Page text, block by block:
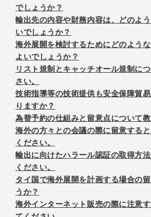
でしょうか？
輸出先の内容や財務内容は、どのよ
いでしょうか？
海外展開を検討するためにどのよう
よいでしょうか？
リスト規制とキャッチオール規制に
さい。
技術指導等の技術提供も安全保障貿
りますか？
為替予約の仕組みと留意点について教
海外の方々との会議の際に留意する
ください。
輸出に向けたハラール認証の取得方
ください。
タイ国で海外展開を計画する場合の
うか？
海外インターネット販売の際に注意